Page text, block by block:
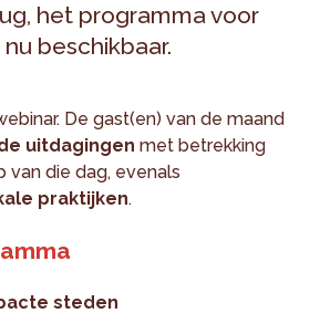
het programma voor
beschikbaar.
De gast(en) van de maand
uitdagingen met betrekking
van die dag, evenals
praktijken.
steden